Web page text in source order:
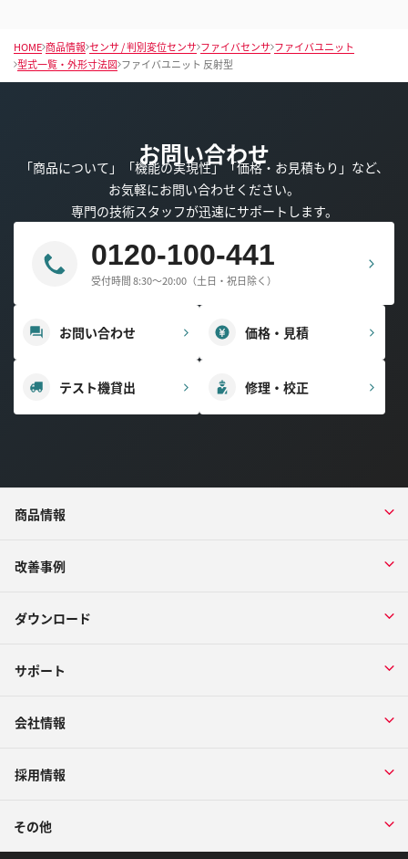
HOME 商品情報 センサ / 判別変位センサ ファイバセンサ ファイバユニット
型式一覧・外形寸法図 ファイバユニット 反射型
お問い合わせ
「商品について」「機能の実現性」「価格・お見積もり」など、
お気軽にお問い合わせください。
専門の技術スタッフが迅速にサポートします。
0120-100-441
受付時間 8:30～20:00（土日・祝日除く）
お問い合わせ 価格・見積
テスト機貸出 修理・校正
商品情報
改善事例
ダウンロード
サポート
会社情報
採用情報
その他